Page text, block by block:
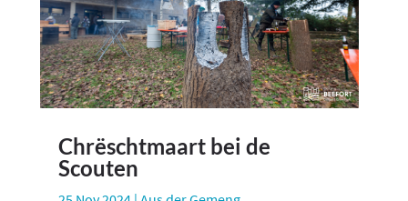
Chrëschtmaart bei de
Scouten